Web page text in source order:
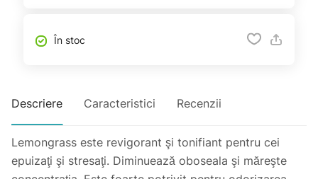
În stoc
Descriere Caracteristici Recenzii
Lemongrass este revigorant şi tonifiant pentru cei
epuizaţi şi stresaţi. Diminuează oboseala şi măreşte